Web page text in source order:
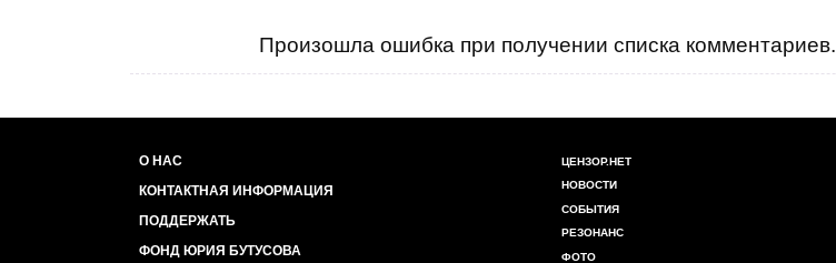
Произошла ошибка при получении списка комментариев.
О НАС
КОНТАКТНАЯ ИНФОРМАЦИЯ
ПОДДЕРЖАТЬ
ФОНД ЮРИЯ БУТУСОВА
ЦЕНЗОР.НЕТ
НОВОСТИ
СОБЫТИЯ
РЕЗОНАНС
ФОТО